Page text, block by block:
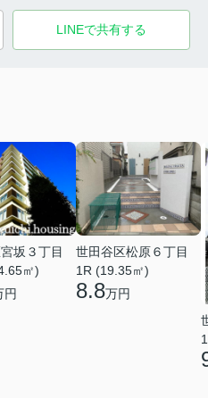
LINEで共有する
坂３丁目
㎡)
円
世田谷区松原６丁目
1R (19.35㎡)
8.8万円